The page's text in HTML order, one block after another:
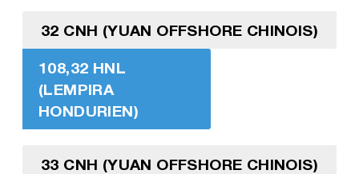
32 CNH (YUAN OFFSHORE CHINOIS)
108,32 HNL
(LEMPIRA
HONDURIEN)
33 CNH (YUAN OFFSHORE CHINOIS)